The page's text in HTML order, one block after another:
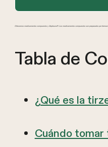
Ofrecemos medicamentos compuestos y Zepbound®. Los medicamentos compuestos son preparados por
Tabla de
¿Qué es la
Cuándo